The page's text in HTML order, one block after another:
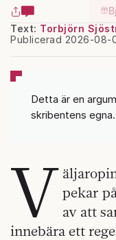
Text: Torbjörn
Publicerad 2026-08-
Detta är en
skribentens egna.
V pekar
av att
innebära ett